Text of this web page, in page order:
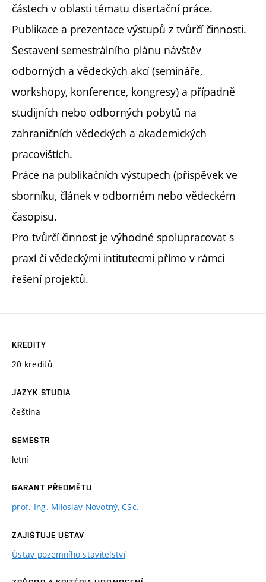
částech v oblasti tématu disertační práce.
Publikace a prezentace výstupů z tvůrčí činnosti.
Sestavení semestrálního plánu návštěv
odborných a vědeckých akcí (semináře,
workshopy, konference, kongresy) a případně
studijních nebo odborných pobytů na
zahraničních vědeckých a akademických
pracovištích.
Práce na publikačních výstupech (příspěvek ve
sborníku, článek v odborném nebo vědeckém
časopisu.
Pro tvůrčí činnost je výhodné spolupracovat s
praxí či vědeckými intitutecmi přímo v rámci
řešení projektů.
KREDITY
20 kreditů
JAZYK STUDIA
čeština
SEMESTR
letní
GARANT PŘEDMĚTU
prof. Ing. Miloslav Novotný, CSc.
ZAJIŠŤUJE ÚSTAV
Ústav pozemního stavitelství